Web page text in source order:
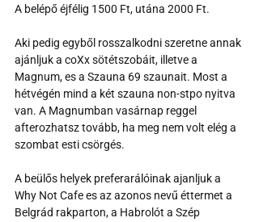
A belépő éjfélig 1500 Ft, utána 2000 Ft.
Aki pedig egyből rosszalkodni szeretne annak
ajánljuk a coXx sötétszobáit, illetve a
Magnum, es a Szauna 69 szaunait. Most a
hétvégén mind a két szauna non-stpo nyitva
van. A Magnumban vasárnap reggel
afterozhatsz tovább, ha meg nem volt elég a
szombat esti csörgés.
A beülős helyek preferarálóinak ajanljuk a
Why Not Cafe es az azonos nevű éttermet a
Belgrád rakparton, a Habrolót a Szép